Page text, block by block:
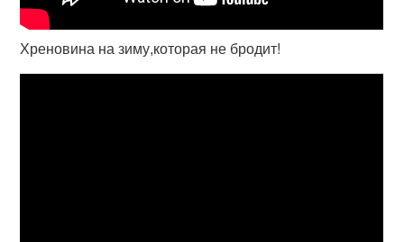
Хреновина на зиму,которая не бродит!